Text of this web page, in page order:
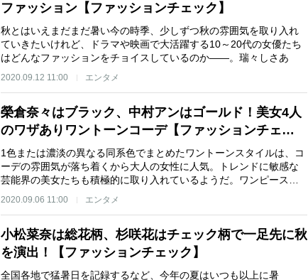
ファッション【ファッションチェック】
秋とはいえまだまだ暑い今の時季、少しずつ秋の雰囲気を取り入れ
ていきたいけれど、ドラマや映画で大活躍する10～20代の女優たち
はどんなファッションをチョイスしているのか――。瑞々しさあ
2020.09.12 11:00 エンタメ
榮倉奈々はブラック、中村アンはゴールド！美女4人
のワザありワントーンコーデ【ファッションチェ…
1色または濃淡の異なる同系色でまとめたワントーンスタイルは、コ
ーデの雰囲気が落ち着くから大人の女性に人気。トレンドに敏感な
芸能界の美女たちも積極的に取り入れているようだ。ワンピース…
2020.09.06 11:00 エンタメ
小松菜奈は総花柄、杉咲花はチェック柄で一足先に秋
を演出！【ファッションチェック】
全国各地で猛暑日を記録するなど、今年の夏はいつも以上に暑